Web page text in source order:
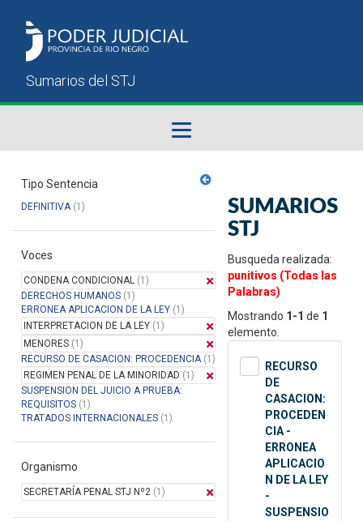
Sumarios del STJ
Manual del Usuario
Tipo Sentencia
DEFINITIVA(1)
Voces
CONDENA CONDICIONAL (1)
DERECHOS HUMANOS (1)
ERRONEA APLICACION DE LA LEY (1)
INTERPRETACION DE LA LEY (1)
MENORES (1)
RECURSO DE CASACION: PROCEDENCIA(1)
REGIMEN PENAL DE LA MINORIDAD (1)
SUSPENSION DEL JUICIO A PRUEBA:
REQUISITOS (1)
TRATADOS INTERNACIONALES (1)
Organismo
SECRETARÍA PENAL STJ Nº2 (1)
SUMARIOS
STJ
Busqueda realizada:
punitivos (Todas las
Palabras)
Mostrando 1-1 de 1
elemento.
RECURSO
DE
CASACION:
PROCEDEN
CIA -
ERRONEA
APLICACIO
N DE LA LEY
-
SUSPENSIO